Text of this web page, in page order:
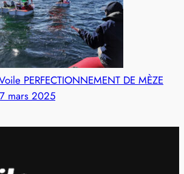
PERFECTIONNEMENT DE MÈZE
mars 2025